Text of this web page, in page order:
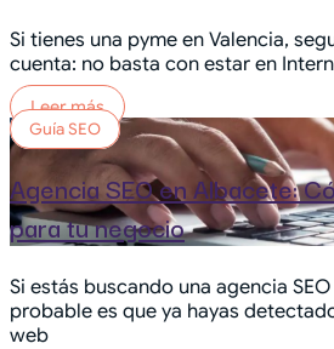
Si tienes una pyme en Valencia,
cuenta: no basta con estar en
Leer más
Guía SEO
Agencia SEO en Albacete:
para tu negocio
Si estás buscando una agencia
probable es que ya hayas
web